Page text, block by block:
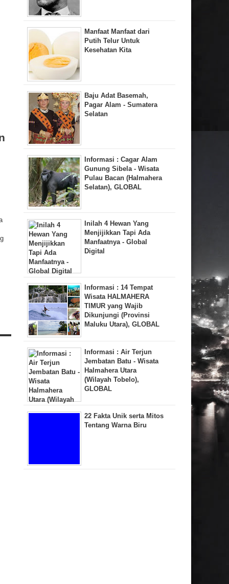
Manfaat Manfaat dari
Putih Telur Untuk
Kesehatan Kita
Baju Adat Basemah,
Pagar Alam - Sumatera
Selatan
Informasi : Cagar Alam
Gunung Sibela - Wisata
Pulau Bacan (Halmahera
Selatan), GLOBAL
Inilah 4 Hewan Yang
Menjijikkan Tapi Ada
Manfaatnya - Global
Digital
Informasi : 14 Tempat
Wisata HALMAHERA
TIMUR yang Wajib
Dikunjungi (Provinsi
Maluku Utara), GLOBAL
Informasi : Air Terjun
Jembatan Batu - Wisata
Halmahera Utara
(Wilayah Tobelo),
GLOBAL
22 Fakta Unik serta Mitos
Tentang Warna Biru